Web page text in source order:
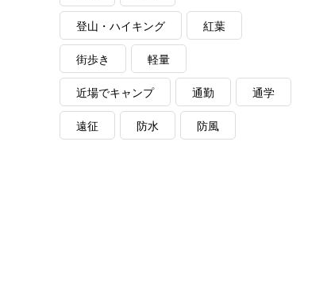
登山・ハイキング 紅葉
街歩き 軽量
近場でキャンプ 通勤 通学
遠征 防水 防風